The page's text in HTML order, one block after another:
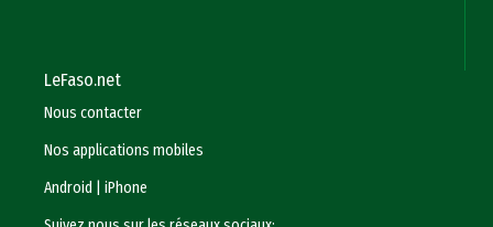
LeFaso.net
Nous contacter
Nos applications mobiles
Android
|iPhone